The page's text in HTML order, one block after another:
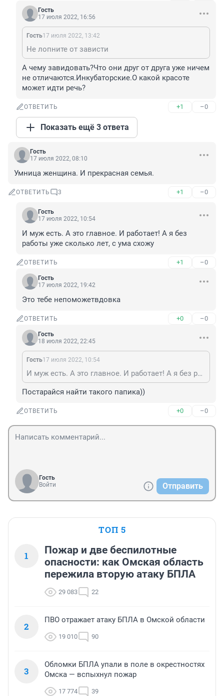
Гость
17 июля 2022, 16:56
Гость17 июля 2022, 13:42
Не лопните от зависти
А чему завидовать?Что они друг от друга уже ничем
не отличаются.Инкубаторские.О какой красоте
может идти речь?
ОТВЕТИТЬ +1 –0
Показать ещё 3 ответа
Гость
17 июля 2022, 08:10
Умница женщина. И прекрасная семья.
ОТВЕТИТЬ 3 +1 –0
Гость
17 июля 2022, 10:54
И муж есть. А это главное. И работает! А я без
работы уже сколько лет, с ума схожу
ОТВЕТИТЬ +1 –0
Гость
17 июля 2022, 19:42
Это тебе непоможетвдовка
ОТВЕТИТЬ +0 –0
Гость
18 июля 2022, 22:45
Гость17 июля 2022, 10:54
И муж есть. А это главное. И работает! А я без работы уже сколько лет, с ума схожу
Постарайся найти такого папика))
ОТВЕТИТЬ +0 –0
Гость
Войти
Отправить
ТОП 5
1
Пожар и две беспилотные
опасности: как Омская область
пережила вторую атаку БПЛА
29 083 22
2
ПВО отражает атаку БПЛА в Омской области
19 010 90
3
Обломки БПЛА упали в поле в окрестностях
Омска — вспыхнул пожар
17 774 39